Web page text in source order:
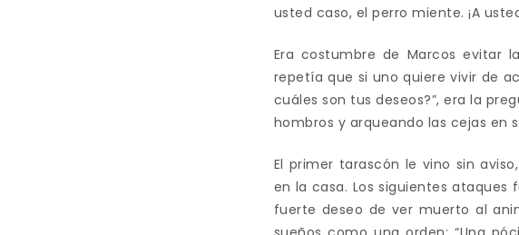
usted caso, el perro miente. ¡A
Era costumbre de Marcos evitar
repetía que si uno quiere vivir de
cuáles son tus deseos?”, era la
hombros y arqueando las cejas en
El primer tarascón le vino sin
en la casa. Los siguientes
fuerte deseo de ver muerto al